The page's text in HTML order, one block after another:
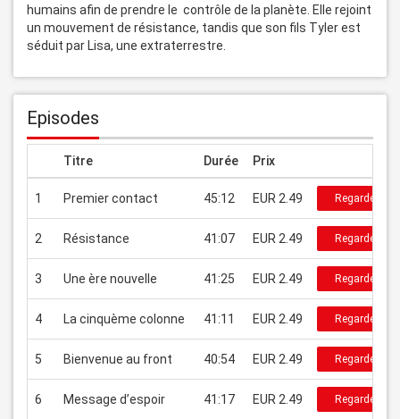
humains afin de prendre le  contrôle de la planète. Elle rejoint
un mouvement de résistance, tandis que son fils Tyler est
séduit par Lisa, une extraterrestre.
Episodes
Titre Durée Prix
1 Premier contact 45:12 EUR 2.49 Regarder
2 Résistance 41:07 EUR 2.49 Regarder
3 Une ère nouvelle 41:25 EUR 2.49 Regarder
4 La cinquème colonne 41:11 EUR 2.49 Regarder
5 Bienvenue au front 40:54 EUR 2.49 Regarder
6 Message d’espoir 41:17 EUR 2.49 Regarder